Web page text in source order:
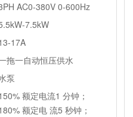
AC0-380V 0-600Hz
7.5kW
17A
拖一自动恒压供水
泵
额定电流1 分钟；
额定电 流5 秒钟；